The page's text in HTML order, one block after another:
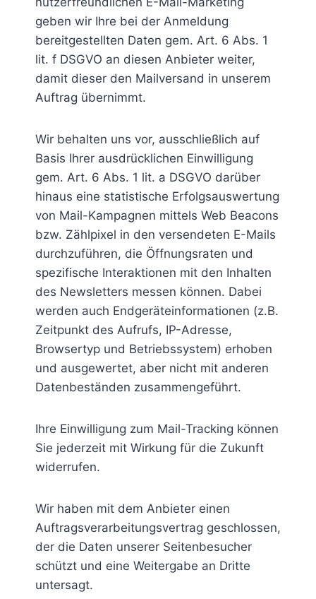
geben wir Ihre bei der Anmeldung
bereitgestellten Daten gem. Art. 6 Abs. 1
lit. f DSGVO an diesen Anbieter weiter,
damit dieser den Mailversand in unserem
Auftrag übernimmt.
Wir behalten uns vor, ausschließlich auf
Basis Ihrer ausdrücklichen Einwilligung
gem. Art. 6 Abs. 1 lit. a DSGVO darüber
hinaus eine statistische Erfolgsauswertung
von Mail-Kampagnen mittels Web Beacons
bzw. Zählpixel in den versendeten E-Mails
durchzuführen, die Öffnungsraten und
spezifische Interaktionen mit den Inhalten
des Newsletters messen können. Dabei
werden auch Endgeräteinformationen (z.B.
Zeitpunkt des Aufrufs, IP-Adresse,
Browsertyp und Betriebssystem) erhoben
und ausgewertet, aber nicht mit anderen
Datenbeständen zusammengeführt.
Ihre Einwilligung zum Mail-Tracking können
Sie jederzeit mit Wirkung für die Zukunft
widerrufen.
Wir haben mit dem Anbieter einen
Auftragsverarbeitungsvertrag geschlossen,
der die Daten unserer Seitenbesucher
schützt und eine Weitergabe an Dritte
untersagt.